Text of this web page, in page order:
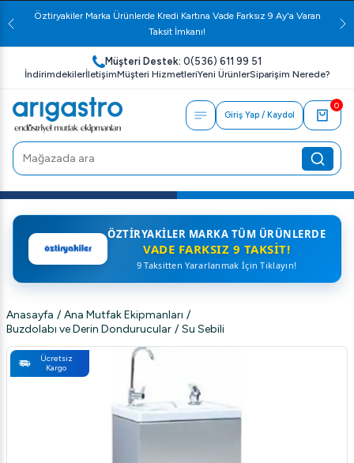
Öztiryakiler Marka Ürünlerde Kredi Kartına Vade Farksız 9 Ay'a Varan
Taksit İmkanı!
Müşteri Destek: 0(536) 611 99 51
İndirimdekilerİletişimMüşteri HizmetleriYeni ÜrünlerSiparişim Nerede?
Giriş Yap / Kaydol
0
ÖZTIRYAKILER MARKA TÜM ÜRÜNLERDE
VADE FARKSIZ 9 TAKSIT!
9 Taksitten Yararlanmak İçin Tıklayın!
Anasayfa / Ana Mutfak Ekipmanları /
Buzdolabı ve Derin Dondurucular / Su Sebili
Ücretsiz
Kargo